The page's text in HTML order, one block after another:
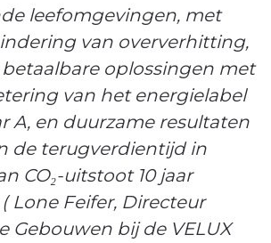
leefomgevingen, met
van oververhitting,
betaalbare oplossingen met
van het energielabel
A, en duurzame resultaten
de terugverdientijd in
CO₂-uitstoot 10 jaar
Lone Feifer, Directeur
Gebouwen bij de VELUX